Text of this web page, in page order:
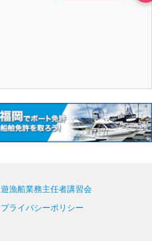
遊漁船業務主任者講習会
プライバシーポリシー